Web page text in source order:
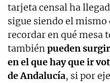
tarjeta censal ha
sigue siendo el
recordar en qué mesa
tambiénpueden
en el que hay que ir
de Andalucía, si por